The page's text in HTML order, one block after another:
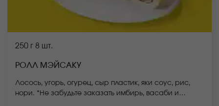
250 г 8 шт.
РОЛЛ МЭЙСАКУ
Лосось, угорь, огурец, сыр пластик, яки соус, рис,
нори. *Не забудьте заказать имбирь, васаби и